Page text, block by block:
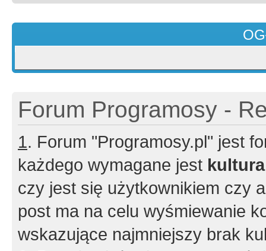
Forum Programosy -
1. Forum "Programosy.pl" jest
każdego wymagane jest
czy jest się użytkownikiem czy
post ma na celu wyśmiewanie
wskazujące najmniejszy brak